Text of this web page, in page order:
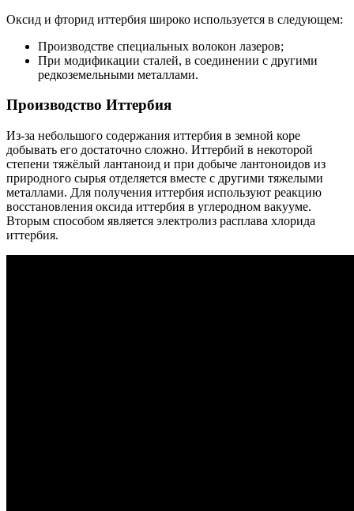
Оксид и фторид иттербия широко используется в следующем:
Производстве специальных волокон лазеров;
При модификации сталей, в соединении с другими
редкоземельными металлами.
Производство Иттербия
Из-за небольшого содержания иттербия в земной коре
добывать его достаточно сложно. Иттербий в некоторой
степени тяжёлый лантаноид и при добыче лантоноидов из
природного сырья отделяется вместе с другими тяжелыми
металлами. Для получения иттербия используют реакцию
восстановления оксида иттербия в углеродном вакууме.
Вторым способом является электролиз расплава хлорида
иттербия.